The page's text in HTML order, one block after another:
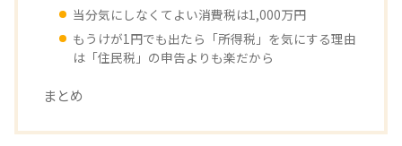
当分気にしなくてよい消費税は1,000万円
もうけが1円でも出たら「所得税」を気にする理由
は「住民税」の申告よりも楽だから
まとめ